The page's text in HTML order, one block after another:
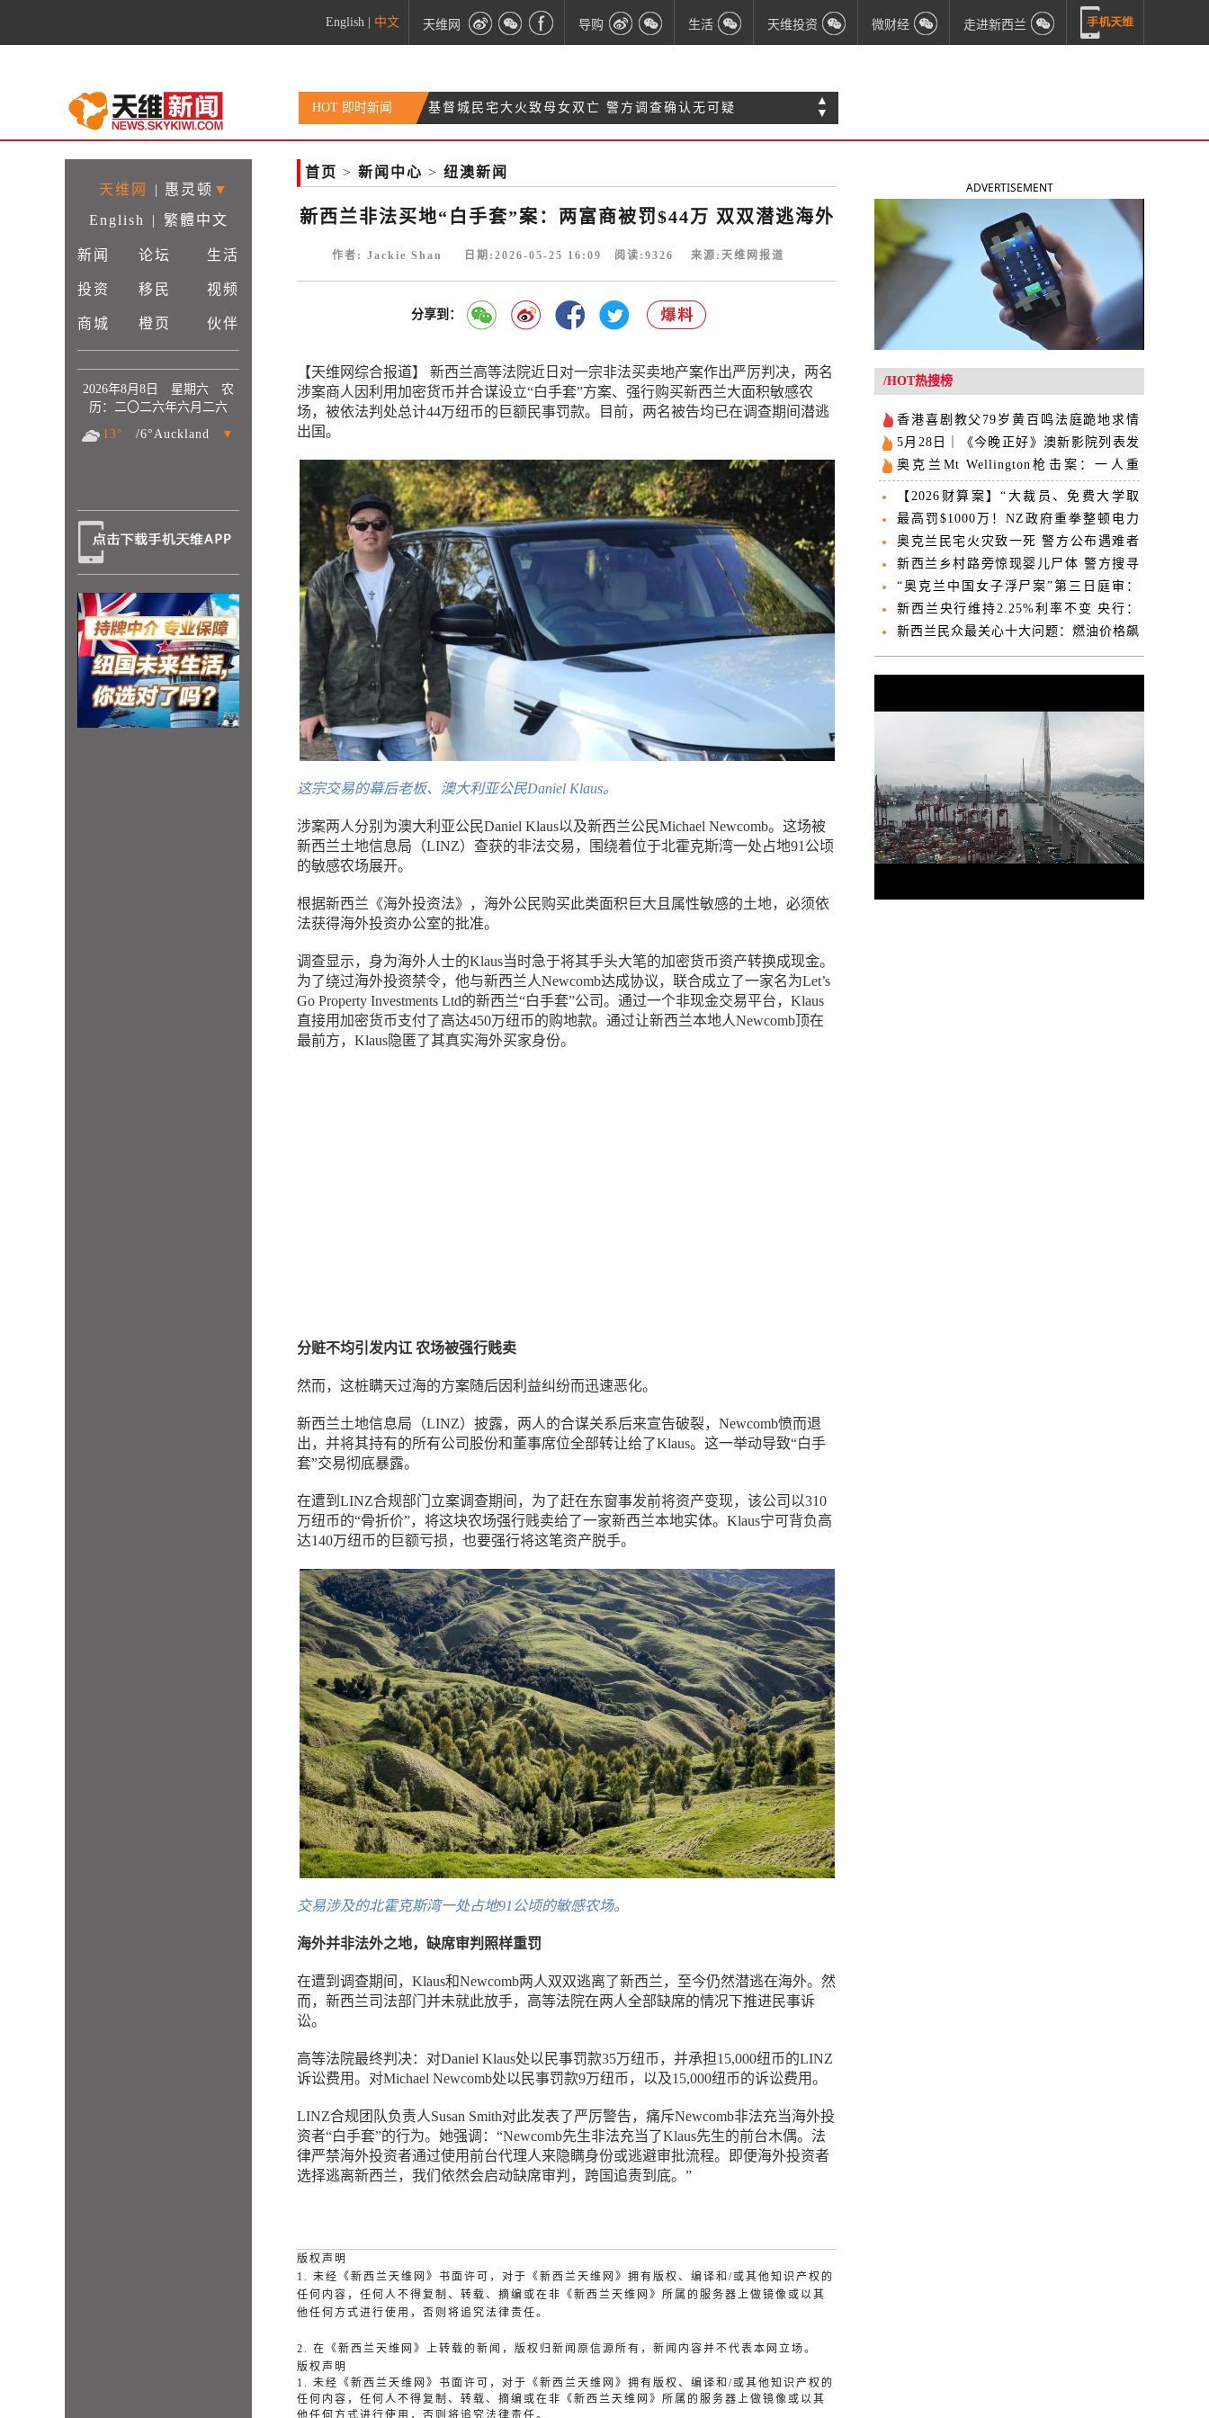
English 中文 天维网 导购 生活 天维投资 微财经 走进新西兰
HOT 即时新闻
基督城民宅大火致母女双亡 警方调查确认无可疑
【财算日·滚动更新】$2.75亿！新西兰加强外交和对
外援助计划
▲
▼
天维网 | 惠灵顿 ▼
English
| 繁體中文
新闻 论坛 生活
投资 移民 视频
商城 橙页 伙伴
2026年8月8日 星期六 农
历：二〇二六年六月二六
13°
/6°Auckland ▼
首页 > 新闻中心 > 纽澳新闻
新西兰非法买地“白手套”案：两富商被罚$44万 双双潜逃海外
作者: Jackie Shan 日期:2026-05-25 16:09 阅读: 9326 来源:天维网报道
分享到：
【天维网综合报道】 新西兰高等法院近日对一宗非法买卖地产案作出严厉判决，两名
涉案商人因利用加密货币并合谋设立“白手套”方案、强行购买新西兰大面积敏感农
场，被依法判处总计44万纽币的巨额民事罚款。目前，两名被告均已在调查期间潜逃
出国。
这宗交易的幕后老板、澳大利亚公民Daniel Klaus。
涉案两人分别为澳大利亚公民Daniel Klaus以及新西兰公民Michael Newcomb。这场被
新西兰土地信息局（LINZ）查获的非法交易，围绕着位于北霍克斯湾一处占地91公顷
的敏感农场展开。
根据新西兰《海外投资法》，海外公民购买此类面积巨大且属性敏感的土地，必须依
法获得海外投资办公室的批准。
调查显示，身为海外人士的Klaus当时急于将其手头大笔的加密货币资产转换成现金。
为了绕过海外投资禁令，他与新西兰人Newcomb达成协议，联合成立了一家名为Let’s
Go Property Investments Ltd的新西兰“白手套”公司。通过一个非现金交易平台，Klaus
直接用加密货币支付了高达450万纽币的购地款。通过让新西兰本地人Newcomb顶在
最前方，Klaus隐匿了其真实海外买家身份。
分赃不均引发内讧 农场被强行贱卖
然而，这桩瞒天过海的方案随后因利益纠纷而迅速恶化。
新西兰土地信息局（LINZ）披露，两人的合谋关系后来宣告破裂，Newcomb愤而退
出，并将其持有的所有公司股份和董事席位全部转让给了Klaus。这一举动导致“白手
套”交易彻底暴露。
在遭到LINZ合规部门立案调查期间，为了赶在东窗事发前将资产变现，该公司以310
万纽币的“骨折价”，将这块农场强行贱卖给了一家新西兰本地实体。Klaus宁可背负高
达140万纽币的巨额亏损，也要强行将这笔资产脱手。
交易涉及的北霍克斯湾一处占地91公顷的敏感农场。
海外并非法外之地，缺席审判照样重罚
在遭到调查期间，Klaus和Newcomb两人双双逃离了新西兰，至今仍然潜逃在海外。然
而，新西兰司法部门并未就此放手，高等法院在两人全部缺席的情况下推进民事诉
讼。
高等法院最终判决：对Daniel Klaus处以民事罚款35万纽币，并承担15,000纽币的LINZ
诉讼费用。对Michael Newcomb处以民事罚款9万纽币，以及15,000纽币的诉讼费用。
LINZ合规团队负责人Susan Smith对此发表了严厉警告，痛斥Newcomb非法充当海外投
资者“白手套”的行为。她强调：“Newcomb先生非法充当了Klaus先生的前台木偶。法
律严禁海外投资者通过使用前台代理人来隐瞒身份或逃避审批流程。即便海外投资者
选择逃离新西兰，我们依然会启动缺席审判，跨国追责到底。”
版权声明
1. 未经《新西兰天维网》书面许可，对于《新西兰天维网》拥有版权、编译和/或其他知识产权的
任何内容，任何人不得复制、转载、摘编或在非《新西兰天维网》所属的服务器上做镜像或以其
他任何方式进行使用，否则将追究法律责任。
2. 在《新西兰天维网》上转载的新闻，版权归新闻原信源所有，新闻内容并不代表本网立场。
版权声明
1. 未经《新西兰天维网》书面许可，对于《新西兰天维网》拥有版权、编译和/或其他知识产权的
任何内容，任何人不得复制、转载、摘编或在非《新西兰天维网》所属的服务器上做镜像或以其
他任何方式进行使用，否则将追究法律责任。
ADVERTISEMENT
/HOT热搜榜
香港喜剧教父79岁黄百鸣法庭跪地求情
一生辉煌毁于念贪
5月28日｜《今晚正好》澳新影院列表发
布，即将开启预售！
奥克兰Mt Wellington枪击案：一人重
伤，警方逮捕一名嫌疑人
【2026财算案】“大裁员、免费大学取
消、投资国防！”财算案内容提前“泄
露”！包括这些重磅内容...
最高罚$1000万！NZ政府重拳整顿电力
市场 “利好每个家庭”
奥克兰民宅火灾致一死 警方公布遇难者
姓名
新西兰乡村路旁惊现婴儿尸体 警方搜寻
生母一周无果
“奥克兰中国女子浮尸案”第三日庭审：
“方舟”据点五名中国女信徒已被遣返
新西兰央行维持2.25%利率不变 央行：
加息将更快到来
新西兰民众最关心十大问题：燃油价格飙
升至第四 生活成本居首